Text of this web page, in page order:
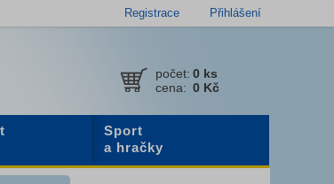
Registrace Přihlášení
počet: 0 ks
cena: 0 Kč
Sport
a hračky